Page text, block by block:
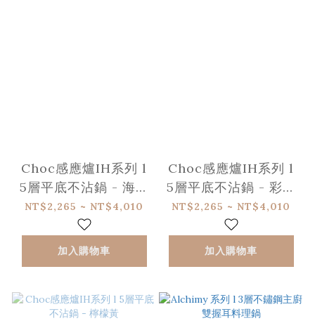
Choc感應爐IH系列 l
5層平底不沾鍋 - 海軍
藍
NT$2,265 ~ NT$4,010
加入購物車
Choc感應爐IH系列 l
5層平底不沾鍋 - 彩椒
紅
NT$2,265 ~ NT$4,010
加入購物車